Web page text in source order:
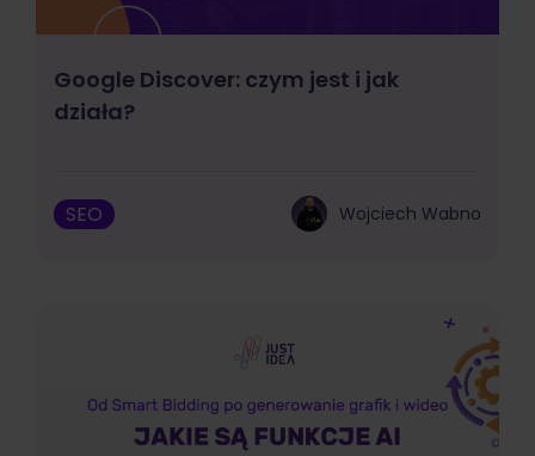
Google Discover: czym jest i jak
działa?
SEO Wojciech Wabno